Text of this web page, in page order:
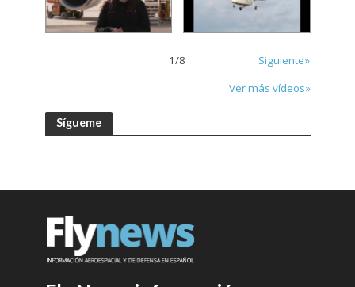
1/8
Siguiente»
Ver más vídeos»
Sígueme